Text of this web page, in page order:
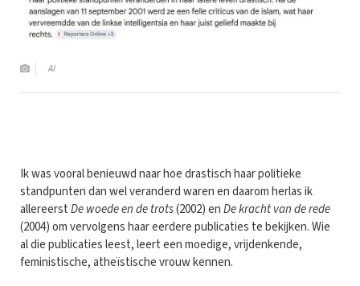
AI
Ik was vooral benieuwd naar hoe drastisch haar politieke
standpunten dan wel veranderd waren en daarom herlas ik
allereerstDe woede en de trots(2002) enDe kracht van de rede
(2004) om vervolgens haar eerdere publicaties te bekijken. Wie
al die publicaties leest, leert een moedige, vrijdenkende,
feministische, atheïstische vrouw kennen.